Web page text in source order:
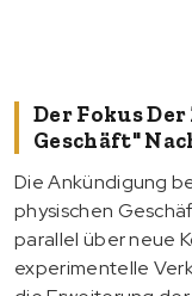
Der Fokus
Geschäft"
Die Ankündigung
physischen
parallel über neue
experimentelle